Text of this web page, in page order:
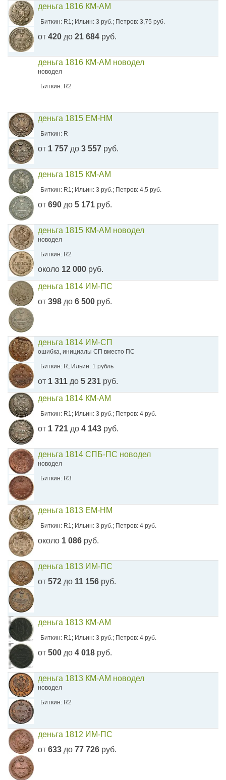
деньга 1816 КМ-АМ
Биткин: R1; Ильин: 3 руб.; Петров: 3,75 руб.
от 420 до 21 684 руб.
деньга 1816 КМ-АМ новодел
новодел
Биткин: R2
деньга 1815 ЕМ-НМ
Биткин: R
от 1 757 до 3 557 руб.
деньга 1815 КМ-АМ
Биткин: R1; Ильин: 3 руб.; Петров: 4,5 руб.
от 690 до 5 171 руб.
деньга 1815 КМ-АМ новодел
новодел
Биткин: R2
около 12 000 руб.
деньга 1814 ИМ-ПС
от 398 до 6 500 руб.
деньга 1814 ИМ-СП
ошибка, инициалы СП вместо ПС
Биткин: R; Ильин: 1 рубль
от 1 311 до 5 231 руб.
деньга 1814 КМ-АМ
Биткин: R1; Ильин: 3 руб.; Петров: 4 руб.
от 1 721 до 4 143 руб.
деньга 1814 СПБ-ПС новодел
новодел
Биткин: R3
деньга 1813 ЕМ-НМ
Биткин: R1; Ильин: 3 руб.; Петров: 4 руб.
около 1 086 руб.
деньга 1813 ИМ-ПС
от 572 до 11 156 руб.
деньга 1813 КМ-АМ
Биткин: R1; Ильин: 3 руб.; Петров: 4 руб.
от 500 до 4 018 руб.
деньга 1813 КМ-АМ новодел
новодел
Биткин: R2
деньга 1812 ИМ-ПС
от 633 до 77 726 руб.